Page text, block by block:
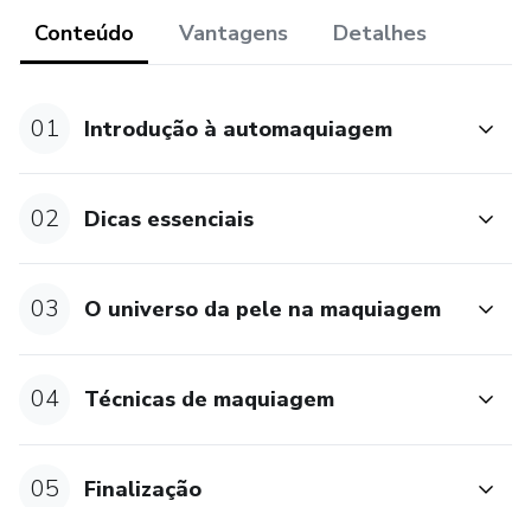
Conteúdo Vantagens Detalhes
01 Introdução à automaquiagem
02 Dicas essenciais
03 O universo da pele na maquiagem
04 Técnicas de maquiagem
05 Finalização